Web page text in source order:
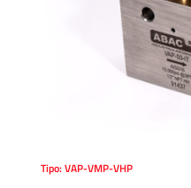
Tipo: VAP-VMP-VHP